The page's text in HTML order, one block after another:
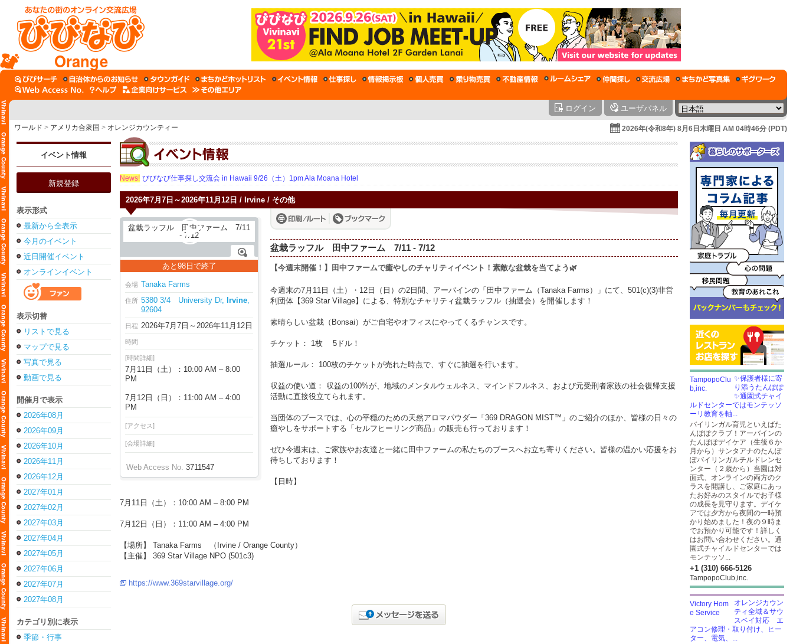
Orange
ログイン ユーザパネル
ワールド > アメリカ合衆国 > オレンジカウンティー 2026年(令和8年) 8月6日木曜日 AM 04時46分 (PDT)
イベント情報
新規登録
表示形式
最新から全表示
今月のイベント
近日開催イベント
オンラインイベント
表示切替
リストで見る
マップで見る
写真で見る
動画で見る
開催月で表示
2026年08月
2026年09月
2026年10月
2026年11月
2026年12月
2027年01月
2027年02月
2027年03月
2027年04月
2027年05月
2027年06月
2027年07月
2027年08月
カテゴリ別に表示
季節・行事
News! びびなび仕事探し交流会 in Hawaii 9/26（土）1pm Ala Moana Hotel
2026年7月7日～2026年11月12日 / Irvine / その他
あと98日で終了
会場 Tanaka Farms
住所 5380 3/4 University Dr, Irvine,
92604
日程 2026年7月7日～2026年11月12日
時間
[時間詳細]
7月11日（土）：10:00 AM – 8:00
PM
7月12日（日）：11:00 AM – 4:00
PM
[アクセス]
[会場詳細]
Web Access No. 3711547
盆栽ラッフル 田中ファーム 7/11 - 7/12
【今週末開催！】田中ファームで癒やしのチャリティイベント！素敵な盆栽を当てよう🌿
今週末の7月11日（土）・12日（日）の2日間、アーバインの「田中ファーム（Tanaka Farms）」にて、501(c)(3)非営
利団体【369 Star Village】による、特別なチャリティ盆栽ラッフル（抽選会）を開催します！
素晴らしい盆栽（Bonsai）がご自宅やオフィスにやってくるチャンスです。
チケット： 1枚 5ドル！
抽選ルール： 100枚のチケットが売れた時点で、すぐに抽選を行います。
収益の使い道： 収益の100%が、地域のメンタルウェルネス、マインドフルネス、および元受刑者家族の社会復帰支援
活動に直接役立てられます。
当団体のブースでは、心の平穏のための天然アロマパウダー「369 DRAGON MIST™」のご紹介のほか、皆様の日々の
癒やしをサポートする「セルフヒーリング商品」の販売も行っております！
ぜひ今週末は、ご家族やお友達と一緒に田中ファームの私たちのブースへお立ち寄りください。皆様の温かい応援をお
待ちしております！
【日時】
7月11日（土）：10:00 AM – 8:00 PM
7月12日（日）：11:00 AM – 4:00 PM
【場所】 Tanaka Farms （Irvine / Orange County）
【主催】 369 Star Village NPO (501c3)
https://www.369starvillage.org/
✨保護者様に寄
り添うたんぽぽ
✨通園式チャイ
ルドセンターではモンテッソ
ーリ教育を軸...
バイリンガル育児といえばた
んぽぽクラブ！アーバインの
たんぽぽデイケア（生後６か
月から）サンタアナのたんぽ
ぽバイリンガルチルドレンセ
ンター（２歳から）当園は対
面式、オンラインの両方のク
ラスを開講し、ご家庭にあっ
たお好みのスタイルでお子様
の成長を見守ります。デイケ
アでは夕方から夜間の一時預
かり始めました！夜の９時ま
でお預かり可能です！詳しく
はお問い合わせください。通
園式チャイルドセンターでは
モンテッソ...
+1 (310) 666-5126
TampopoClub,inc.
オレンジカウン
ティ全域＆サウ
スベイ対応 エ
アコン修理・取り付け、ヒー
ター、電気、...